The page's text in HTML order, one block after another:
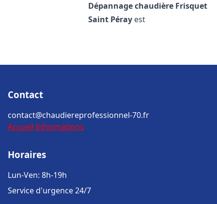
Dépannage chaudière Frisquet
Saint Péray est
Contact
contact@chaudiereprofessionnel-70.fr
Accueil Informations
Horaires
Lun-Ven: 8h-19h
Service d'urgence 24/7